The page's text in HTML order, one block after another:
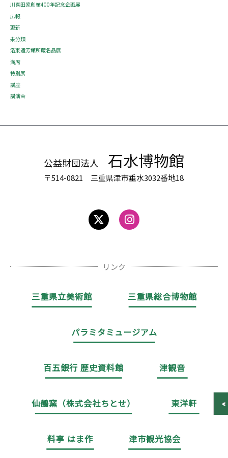
川喜田家創業400年記念企画展
広報
更新
未分類
洛東遺芳館所蔵名品展
満席
特別展
講座
講演会
公益財団法人 石水博物館
〒514-0821 三重県津市垂水3032番地18
リンク
三重県立美術館 三重県総合博物館
パラミタミュージアム
百五銀行 歴史資料館 津観音
仙鶴窯（株式会社ちとせ） 東洋軒
料亭 はま作 津市観光協会